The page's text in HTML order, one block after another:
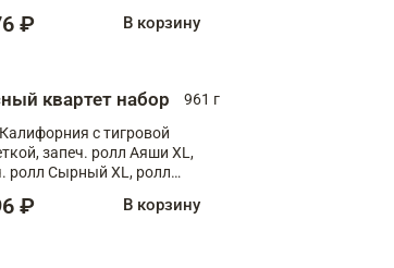
₽ В корзину
квартет набор
961 г
с тигровой
запеч. ролл Аяши XL,
ролл Сырный XL, ролл
₽ В корзину